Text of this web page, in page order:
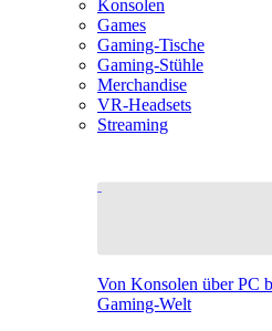
Konsolen
Games
Gaming-Tische
Gaming-Stühle
Merchandise
VR-Headsets
Streaming
Von Konsolen über PC
Gaming-Welt